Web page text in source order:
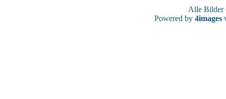
Alle
Powered by 4images